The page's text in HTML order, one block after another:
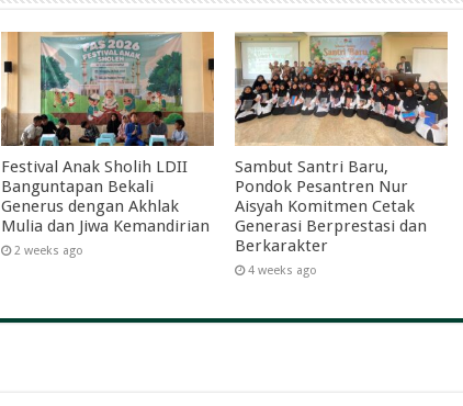
Festival Anak Sholih LDII
Banguntapan Bekali
Generus dengan Akhlak
Mulia dan Jiwa Kemandirian
2 weeks ago
Sambut Santri Baru,
Pondok Pesantren Nur
Aisyah Komitmen Cetak
Generasi Berprestasi dan
Berkarakter
4 weeks ago